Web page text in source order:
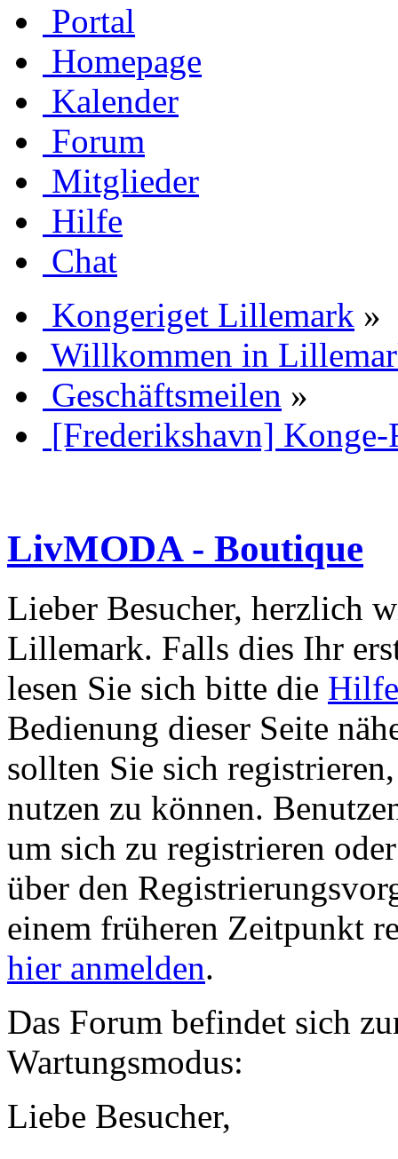
Portal
Homepage
Kalender
Forum
Mitglieder
Hilfe
Chat
Kongeriget Lillemark »
Willkommen in
Geschäftsmeilen »
[Frederikshavn] Konge-
LivMODA - Boutique
Lieber Besucher, herzlich
Lillemark. Falls dies Ihr
lesen Sie sich bitte die Hilfe
Bedienung dieser Seite
sollten Sie sich
nutzen zu können.
um sich zu registrieren
über den
einem früheren Zeitpunkt
hier anmelden.
Das Forum befindet sich
Wartungsmodus:
Liebe Besucher,